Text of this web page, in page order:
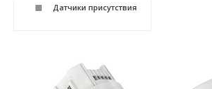
Датчики присутствия